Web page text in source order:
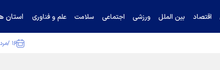
اقتصاد بین الملل ورزشی اجتماعی سلامت علم و فناوری استان
۱۶ /مرداد /۱۴۰۵